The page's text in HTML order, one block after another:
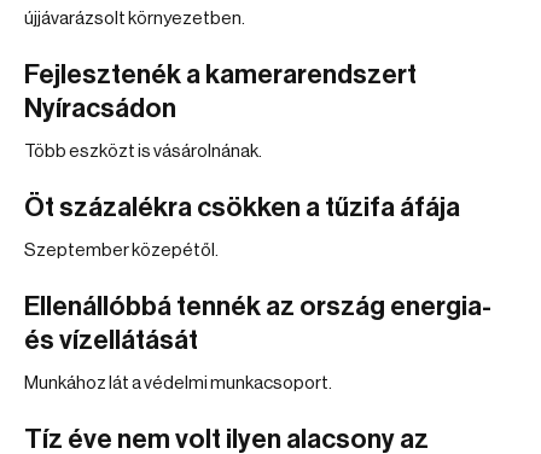
újjávarázsolt környezetben.
Fejlesztenék a kamerarendszert
Nyíracsádon
Több eszközt is vásárolnának.
Öt százalékra csökken a tűzifa áfája
Szeptember közepétől.
Ellenállóbbá tennék az ország energia-
és vízellátását
Munkához lát a védelmi munkacsoport.
Tíz éve nem volt ilyen alacsony az